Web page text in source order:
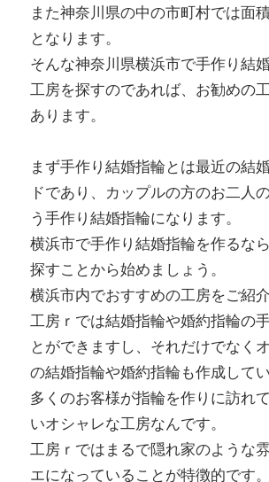
また神奈川県の中の市町村では面
となります。
そんな神奈川県横浜市で手作り結
工房を探すのであれば、お勧めの
あります。
まず手作り結婚指輪とは最近の結
ドであり、カップルの方のお二人
う手作り結婚指輪になります。
横浜市で手作り結婚指輪を作るな
探すことから始めましょう。
横浜市内でおすすめの工房をご紹介
工房ｒでは結婚指輪や婚約指輪の
とができますし、それだけでなく
の結婚指輪や婚約指輪も作成してい
多くのお客様が指輪を作りに訪れ
いオシャレな工房なんです。
工房ｒではまるで隠れ家のような
エになっていることが特徴的です。